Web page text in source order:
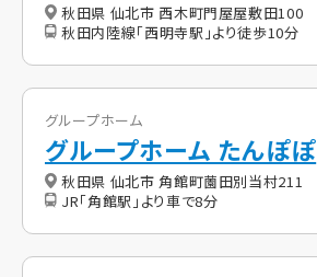
秋田県 仙北市 西木町門屋屋敷田100
秋田内陸線「西明寺駅」より徒歩10分
グループホーム
グループホーム たんぽぽ
秋田県 仙北市 角館町薗田別当村211
JR「角館駅」より車で8分